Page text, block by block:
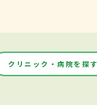
クリニック・病院を探す